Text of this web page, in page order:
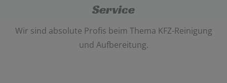
Service
Wir sind absolute Profis beim Thema KFZ-Reinigung
und Aufbereitung.